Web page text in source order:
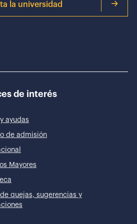
la universidad
de interés
ayudas
de admisión
Mayores
quejas, sugerencias y